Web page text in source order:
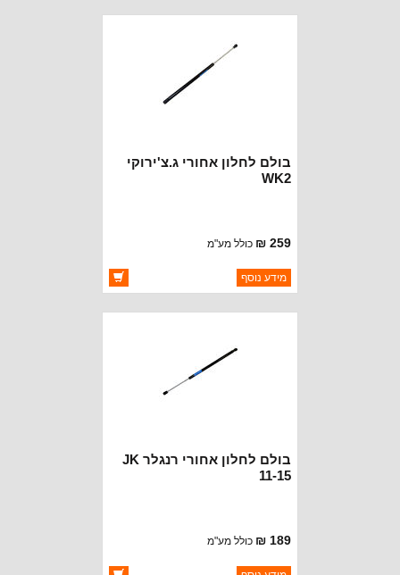
בולם לחלון אחורי ג.צ'ירוקי
WK2
259 ₪ כולל מע"מ
ברקוד: 68083884AA
יצרן:CROWN AUTOMOTIVE
מידע נוסף
בולם לחלון אחורי רנגלר JK
11-15
189 ₪ כולל מע"מ
ברקוד: 68068261AA